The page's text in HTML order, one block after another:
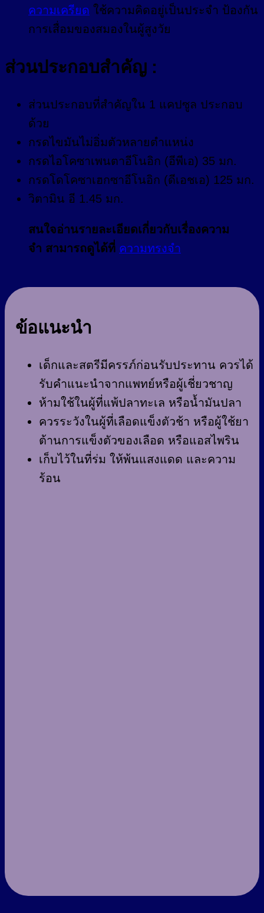
ความเครียด ใช้ความคิดอยู่เป็นประจำ ป้องกัน
การเสื่อมของสมองในผู้สูงวัย
ส่วนประกอบสำคัญ :
ส่วนประกอบที่สำคัญใน 1 แคปซูล ประกอบ
ด้วย
กรดไขมันไม่อิ่มตัวหลายตำแหน่ง
กรดไอโคซาเพนตาอีโนอิก (อีพีเอ) 35 มก.
กรดโดโคซาเฮกซาอีโนอิก (ดีเอชเอ) 125 มก.
วิตามิน อี 1.45 มก.
สนใจอ่านรายละเอียดเกี่ยวกับเรื่องความ
จำ สามารถดูได้ที่ ความทรงจำ
ข้อแนะนำ
เด็กและสตรีมีครรภ์ก่อนรับประทาน ควรได้
รับคำแนะนำจากแพทย์หรือผู้เชี่ยวชาญ
ห้ามใช้ในผู้ที่แพ้ปลาทะเล หรือน้ำมันปลา
ควรระวังในผู้ที่เลือดแข็งตัวช้า หรือผู้ใช้ยา
ต้านการแข็งตัวของเลือด หรือแอสไพริน
เก็บไว้ในที่ร่ม ให้พ้นแสงแดด และความ
ร้อน